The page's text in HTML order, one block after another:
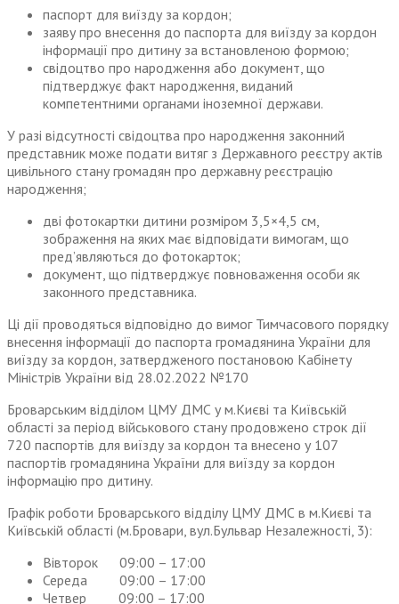
паспорт для виїзду за кордон;
заяву про внесення до паспорта для виїзду за кордон
інформації про дитину за встановленою формою;
свідоцтво про народження або документ, що
підтверджує факт народження, виданий
компетентними органами іноземної держави.
У разі відсутності свідоцтва про народження законний
представник може подати витяг з Державного реєстру актів
цивільного стану громадян про державну реєстрацію
народження;
дві фотокартки дитини розміром 3,5×4,5 см,
зображення на яких має відповідати вимогам, що
пред’являються до фотокарток;
документ, що підтверджує повноваження особи як
законного представника.
Ці дії проводяться відповідно до вимог Тимчасового порядку
внесення інформації до паспорта громадянина України для
виїзду за кордон, затвердженого постановою Кабінету
Міністрів України від 28.02.2022 №170
Броварським відділом ЦМУ ДМС у м.Києві та Київській
області за період військового стану продовжено строк дії
720 паспортів для виїзду за кордон та внесено у 107
паспортів громадянина України для виїзду за кордон
інформацію про дитину.
Графік роботи Броварського відділу ЦМУ ДМС в м.Києві та
Київській області (м.Бровари, вул.Бульвар Незалежності, 3):
Вівторок 09:00 – 17:00
Середа 09:00 – 17:00
Четвер 09:00 – 17:00